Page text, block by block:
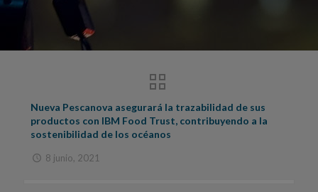
Nueva Pescanova asegurará la trazabilidad de sus
productos con IBM Food Trust, contribuyendo a la
sostenibilidad de los océanos
8 junio, 2021